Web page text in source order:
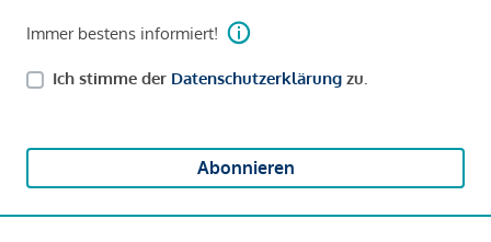
Immer bestens informiert!
Ich stimme der Datenschutzerklärung zu.
Abonnieren